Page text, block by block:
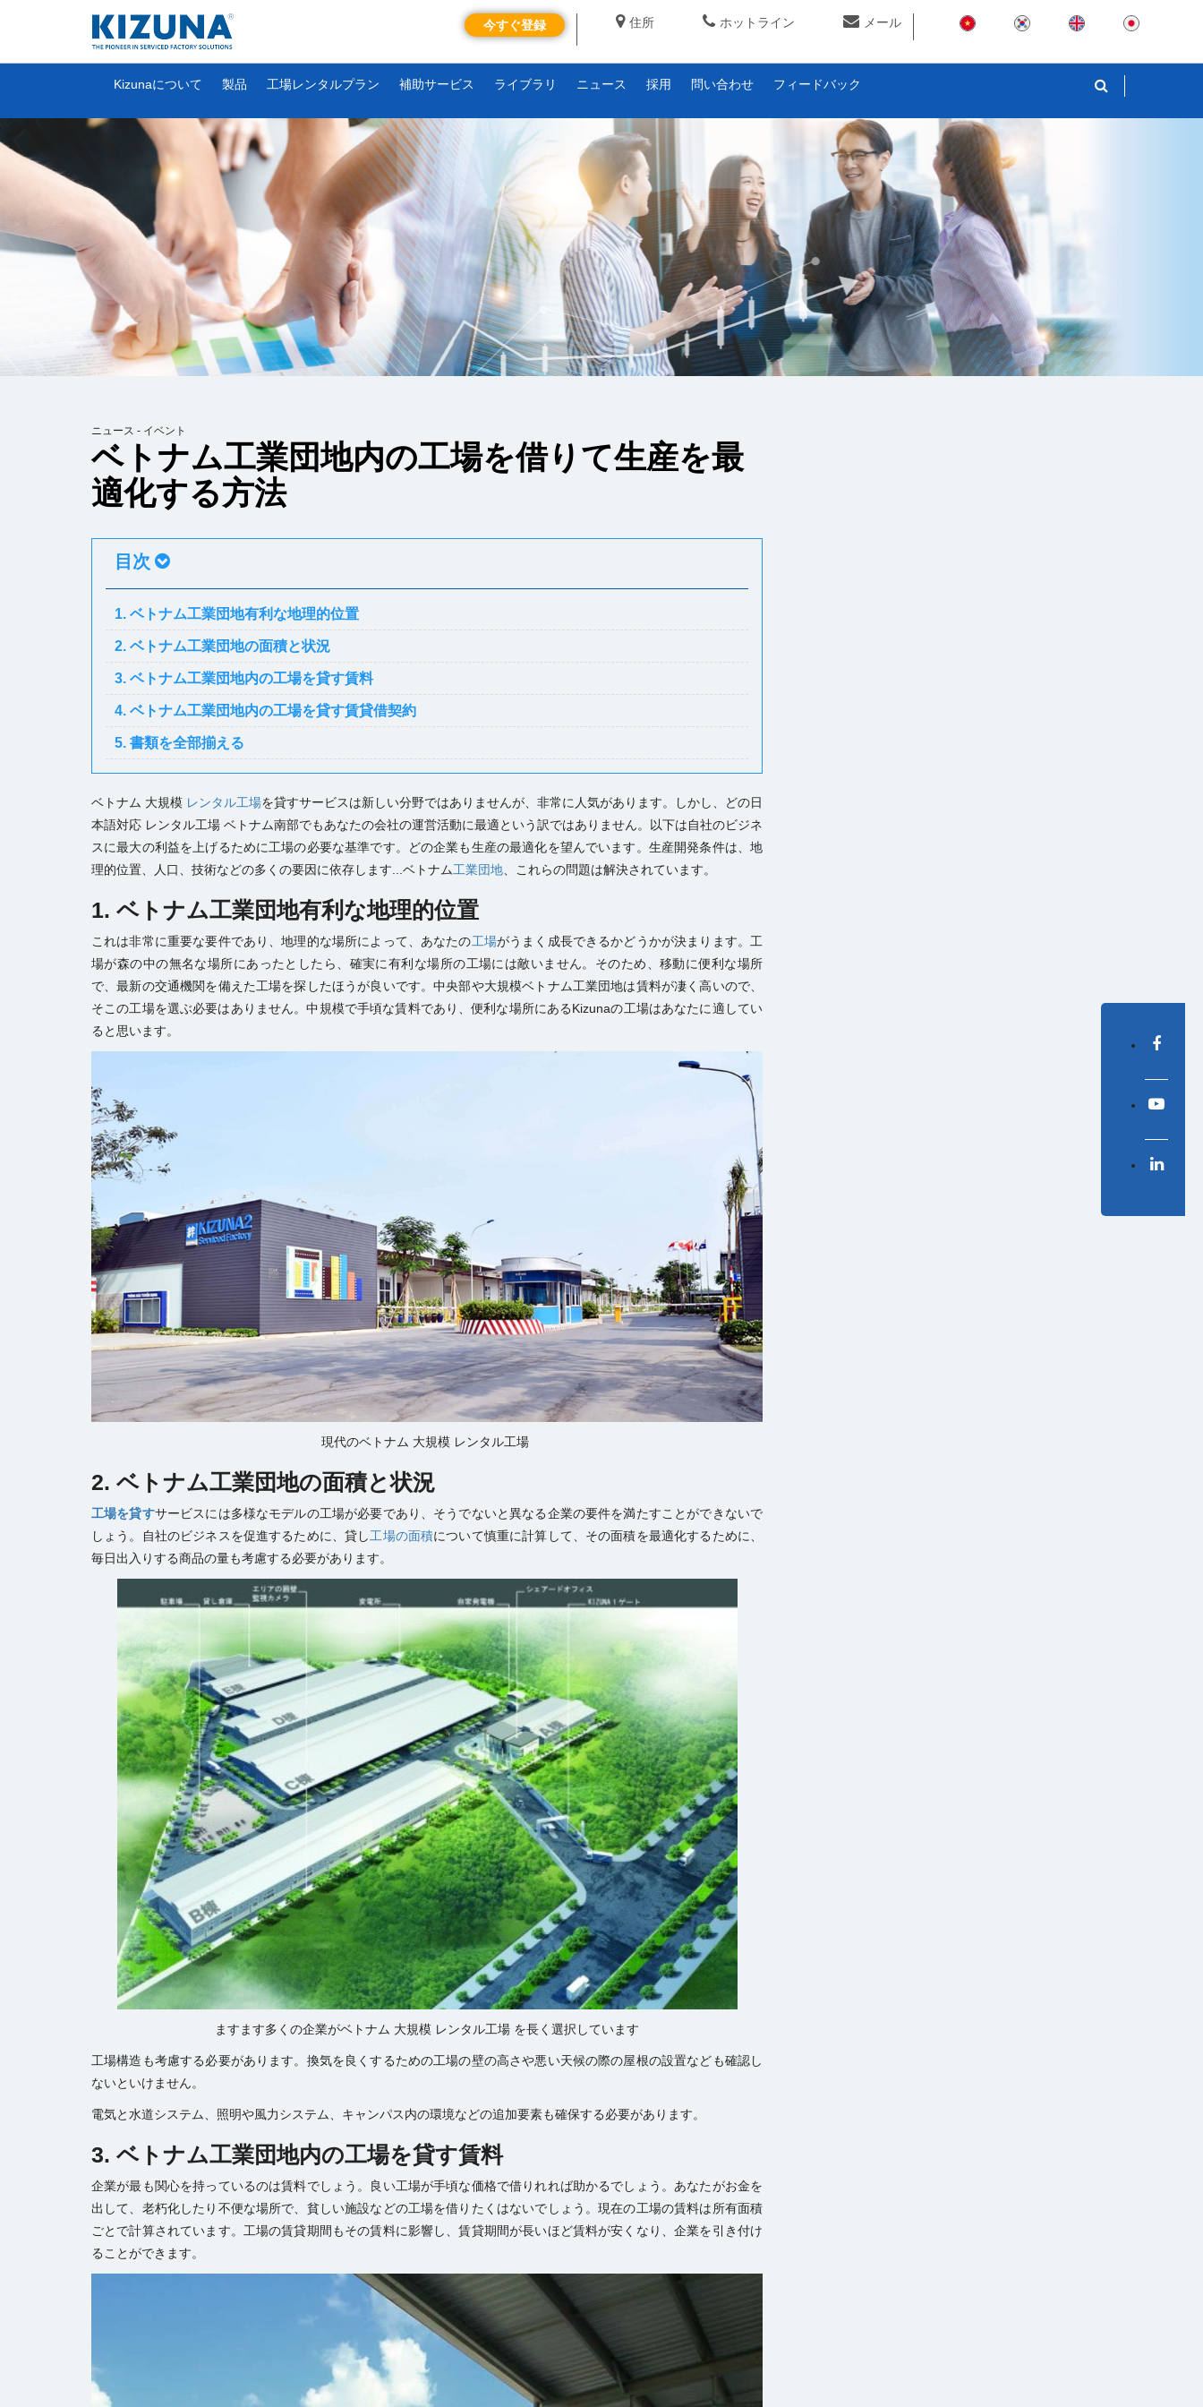
住所 ホットライン メール
今すぐ登録
Kizunaについて 製品 工場レンタルプラン 補助サービス ライブラリ ニュース 採用 問い合わせ フィードバック
ニュース - イベント
ベトナム工業団地内の工場を借りて生産を最
適化する方法
目次
1. ベトナム工業団地有利な地理的位置
2. ベトナム工業団地の面積と状況
3. ベトナム工業団地内の工場を貸す賃料
4. ベトナム工業団地内の工場を貸す賃貸借契約
5. 書類を全部揃える
ベトナム 大規模 レンタル工場を貸すサービスは新しい分野ではありませんが、非常に人気があります。しかし、どの日
本語対応 レンタル工場 ベトナム南部でもあなたの会社の運営活動に最適という訳ではありません。以下は自社のビジネ
スに最大の利益を上げるために工場の必要な基準です。どの企業も生産の最適化を望んでいます。生産開発条件は、地
理的位置、人口、技術などの多くの要因に依存します...ベトナム工業団地 、これらの問題は解決されています。
1. ベトナム工業団地有利な地理的位置
これは非常に重要な要件であり、地理的な場所によって、あなたの工場がうまく成長できるかどうかが決まります。 工
場が森の中の無名な場所にあったとしたら、確実に有利な場所の工場には敵いません。そのため、移動に便利な場所
で、最新の交通機関を備えた工場を探したほうが良いです。中央部や大規模ベトナム工業団地は賃料が凄く高いので、
そこの工場を選ぶ必要はありません。中規模で手頃な賃料であり、便利な場所にあるKizunaの工場はあなたに適してい
ると思います。
現代のベトナム 大規模 レンタル工場
2. ベトナム工業団地の面積と状況
工場を貸すサービスには多様なモデルの工場が必要であり、そうでないと異なる企業の要件を満たすことができないで
しょう。自社のビジネスを促進するために、貸し工場の面積について慎重に計算して、その面積を最適化するために、
毎日出入りする商品の量も考慮する必要があります。
ますます多くの企業がベトナム 大規模 レンタル工場 を長く選択しています
工場構造も考慮する必要があります。換気を良くするための工場の壁の高さや悪い天候の際の屋根の設置なども確認し
ないといけません。
電気と水道システム、照明や風力システム、キャンパス内の環境などの追加要素も確保する必要があります。
3. ベトナム工業団地内の工場を貸す賃料
企業が最も関心を持っているのは賃料でしょう。良い工場が手頃な価格で借りれれば助かるでしょう。あなたがお金を
出して、老朽化したり不便な場所で、貧しい施設などの工場を借りたくはないでしょう。現在の工場の賃料は所有面積
ごとで計算されています。工場の賃貸期間もその賃料に影響し、賃貸期間が長いほど賃料が安くなり、企業を引き付け
ることができます。